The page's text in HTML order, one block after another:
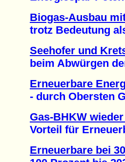
Biogas-Ausbau
trotz Bedeutung als
Seehofer und
beim Abwürgen der
Erneuerbare
- durch Obersten
Gas-BHKW
Vorteil für
Erneuerbare bei